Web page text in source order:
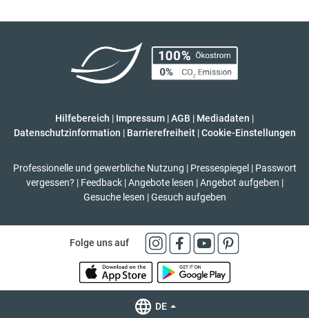
Hilfebereich | Impressum |AGB | Mediadaten |
Datenschutzinformation | Barrierefreiheit | Cookie-Einstellungen
Professionelle und gewerbliche Nutzung | Pressespiegel | Passwort
vergessen? | Feedback | Angebote lesen | Angebot aufgeben |
Gesuche lesen | Gesuch aufgeben
Folge uns auf
DE